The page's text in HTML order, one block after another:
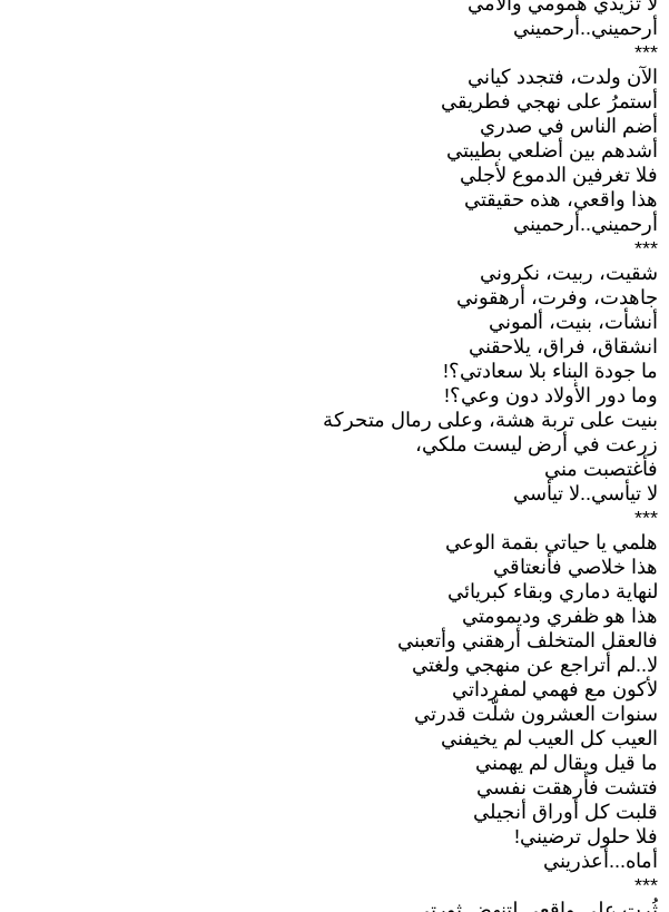
أرحميني..أرحميني
***
الآن ولدت، فتجدد كياني
أستمرُ على نهجي فطريقي
أضم الناس في صدري
أشدهم بين أضلعي بطيبتي
فلا تغرفين الدموع لأجلي
هذا واقعي، هذه حقيقتي
أرحميني..أرحميني
***
شقيت، ربيت، نكروني
جاهدت، وفرت، أرهقوني
أنشأت، بنيت، ألموني
انشقاق، فراق، يلاحقني
ما جودة البناء بلا سعادتي؟!
وما دور الأولاد دون وعي؟!
بنيت على تربة هشة، وعلى رمال متحركة
زرعت في أرض ليست ملكي،
فأغتصبت مني
لا تيأسي..لا تيأسي
***
هلمي يا حياتي بقمة الوعي
هذا خلاصي فأنعتاقي
لنهاية دماري وبقاء كبريائي
هذا هو ظفري وديمومتي
فالعقل المتخلف أرهقني وأتعبني
لا..لم أتراجع عن منهجي ولغتي
لأكون مع فهمي لمفرداتي
سنوات العشرون شلّت قدرتي
العيب كل العيب لم يخيفني
ما قيل ويقال لم يهمني
فتشت فأرهقت نفسي
قلبت كل أوراق أنجيلي
فلا حلول ترضيني!
أماه...أعذريني
***